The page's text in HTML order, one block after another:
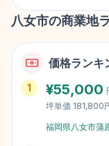
八女市の商業地
価格ランキ
1 ¥55,000
坪単価 181,800
福岡県八女市蒲